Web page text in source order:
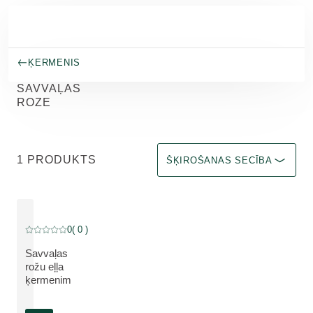
ĶERMENIS
SAVVAĻAS
ROZE
1 PRODUKTS ŠĶIROŠANAS SECĪBA
SKATĪT PRODUKTU:
Savvaļas
rožu eļļa
ķermenim
Pašreizējais vērtējums: 0 no 5 zvaigznēm novērtēja 0 klienti
0( 0 )